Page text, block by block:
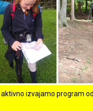
izvajamo program